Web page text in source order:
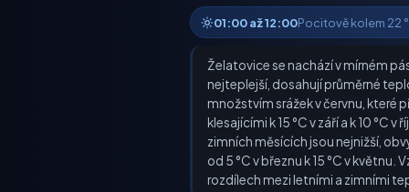
01:00 až 12:00Pocitově kolem 22
Želatovice se nachází v mírném
nejteplejší, dosahují průměrné
množstvím srážek v červnu, které
klesajícími k 15 °C v září a k 10 °C
zimních měsících jsou nejnižší,
od 5 °C v březnu k 15 °C v
rozdílech mezi letními a zimními